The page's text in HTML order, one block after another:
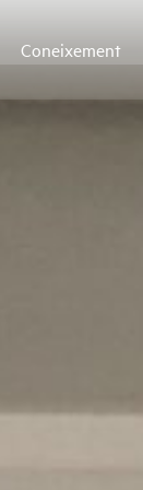
Coneixement